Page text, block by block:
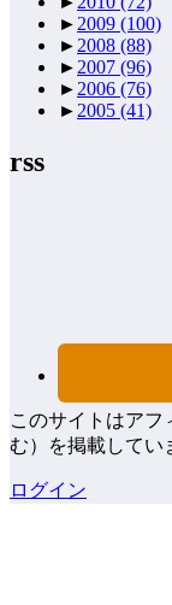
► 2009 (100)
► 2008 (88)
► 2007 (96)
► 2006 (76)
► 2005 (41)
rss
このサイトはアフ
む）を掲載してい
ログイン